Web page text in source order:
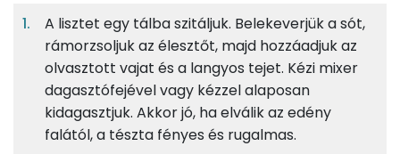
10%
51%
Szénhidrát
19%
Zsír
21gfinomliszt
76 kcal
21gteljes kiőrlésű liszt
Egy
adagban
12
adagban
100
grammban
10%
Fehérje
51%
Szénhidrát
19%
Zsír
Víz
TOP ásványi anyagok
A lisztet egy tálba szitáljuk. Belekeverjük a sót,
rámorzsoljuk az élesztőt, majd hozzáadjuk az
olvasztott vajat és a langyos tejet. Kézi mixer
dagasztófejével vagy kézzel alaposan
kidagasztjuk. Akkor jó, ha elválik az edény
falától, a tészta fényes és rugalmas.